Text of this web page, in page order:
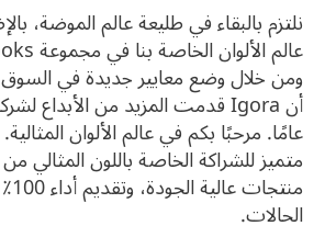
نلتزم بالبقاء في طليعة عالم الموضة،
عالم الألوان الخاصة بنا في مجموعة Essential Looks.
ومن خلال وضع معايير جديدة في
متميز للشراكة الخاصة باللون المثالي
الحالات.